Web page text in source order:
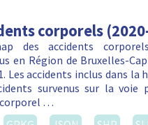
corporels
des accidents corporels
en Région de Bruxelles-
Les accidents inclus dans la
survenus sur la voie
…